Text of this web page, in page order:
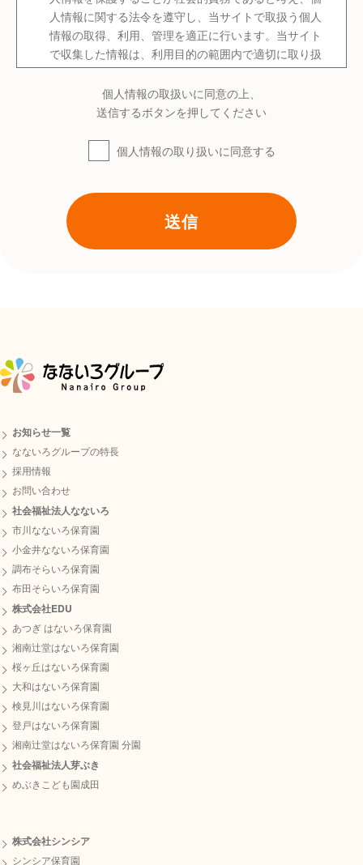
人情報に関する法令を遵守し、当サイトで取扱う個人
情報の取得、利用、管理を適正に行います。当サイト
で収集した情報は、利用目的の範囲内で適切に取り扱
います。
適用範囲 本プライバシーポリシーは、当サイトにおい
個人情報の取得と利用目的 当サイトでお問い合わせな
です。
3-1．お問い合せされた個人情報を取得します 当サイ
トではお問い合わせフォームを設けています。 訪問者
合わせフォームに入力されたお問合せ内容
3-2．利用目的について お問い合わせ対応をするため
のために利用します。 ご本人様に同意を得ずに上記以
外の活用をすることはございません。
アクセス解析ツールについて 当サイトでは、Googleに
よるアクセス解析ツール「Googleアナリティクス」を
利用しています。このGoogleアナリティクスはアクセ
ス情報の収集のためにCookieを使用しています。この
アクセス情報は匿名で収集されており、個人を特定す
るものではありません。
プライバシーポリシーお問合わせ窓口 本ポリシーに関
するお問い合わせは，下記のお問合わせフォームまで
お願いいたします。
プライバシーポリシーの変更について 当サイトは、個
人情報に関して適用される日本の法令を遵守するとと
もに、本プライバシーポリシーの内容を適宜見直しそ
の改善に努めます。修正された最新のプライバシーポ
リシーは常に本ページにて開示されます。
個人情報の取扱いに同意の上、
送信するボタンを押してください
個人情報の取り扱いに同意する
お知らせ一覧
なないろグループの特長
採用情報
お問い合わせ
社会福祉法人なないろ
市川なないろ保育園
小金井なないろ保育園
調布そらいろ保育園
布田そらいろ保育園
株式会社EDU
あつぎ はないろ保育園
湘南辻堂はないろ保育園
桜ヶ丘はないろ保育園
大和はないろ保育園
検見川はないろ保育園
登戸はないろ保育園
湘南辻堂はないろ保育園 分園
社会福祉法人芽ぶき
めぶきこども園成田
株式会社シンシア
シンシア保育園